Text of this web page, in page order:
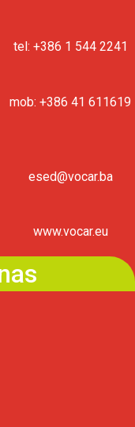
tel: +386 1 544 2241
mob: +386 41 611619
esed@vocar.ba
www.vocar.eu